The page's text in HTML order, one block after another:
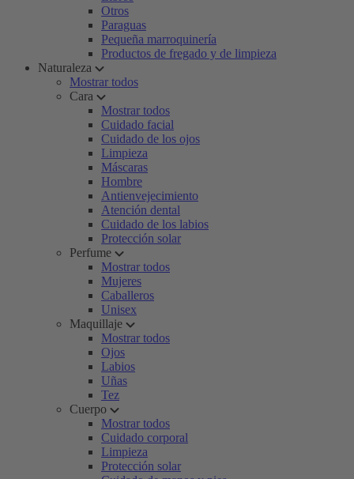
Otros
Paraguas
Pequeña marroquinería
Productos de fregado y de limpieza
Naturaleza
Mostrar todos
Cara
Mostrar todos
Cuidado facial
Cuidado de los ojos
Limpieza
Máscaras
Hombre
Antienvejecimiento
Atención dental
Cuidado de los labios
Protección solar
Perfume
Mostrar todos
Mujeres
Caballeros
Unisex
Maquillaje
Mostrar todos
Ojos
Labios
Uñas
Tez
Cuerpo
Mostrar todos
Cuidado corporal
Limpieza
Protección solar